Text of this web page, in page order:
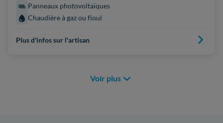
Panneaux photovoltaïques
Chaudière à gaz ou fioul
Plus d'infos sur l'artisan
Voir plus